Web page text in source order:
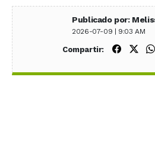
Publicado por:
2026-07-09 | 9:03 AM
Compartir: